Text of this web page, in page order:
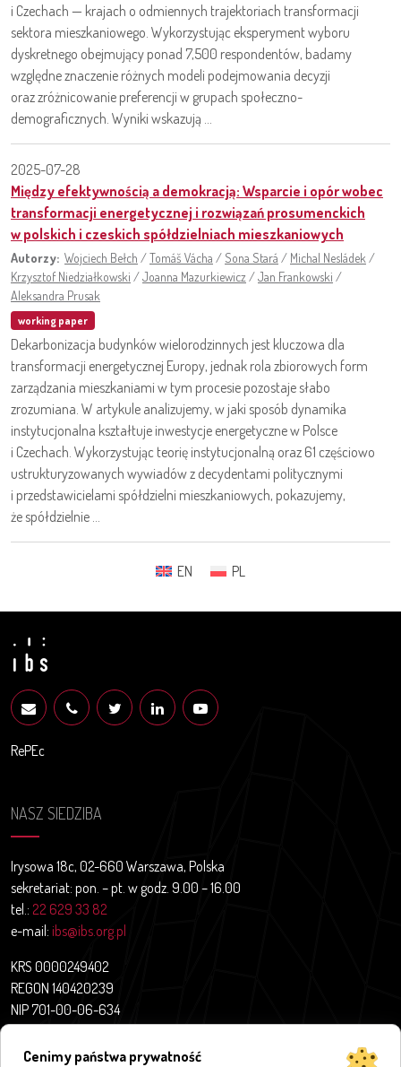
i Czechach — krajach o odmiennych trajektoriach transformacji
sektora mieszkaniowego. Wykorzystując eksperyment wyboru
dyskretnego obejmujący ponad 7,500 respondentów, badamy
względne znaczenie różnych modeli podejmowania decyzji
oraz zróżnicowanie preferencji w grupach społeczno-
demograficznych. Wyniki wskazują ...
2025-07-28
Między efektywnością a demokracją: Wsparcie i opór wobec
transformacji energetycznej i rozwiązań prosumenckich
w polskich i czeskich spółdzielniach mieszkaniowych
Autorzy: Wojciech Bełch /Tomáš Vácha / Sona Stará / Michal Nesládek /
Krzysztof Niedziałkowski /Joanna Mazurkiewicz /Jan Frankowski /
Aleksandra Prusak
working paper
Dekarbonizacja budynków wielorodzinnych jest kluczowa dla
transformacji energetycznej Europy, jednak rola zbiorowych form
zarządzania mieszkaniami w tym procesie pozostaje słabo
zrozumiana. W artykule analizujemy, w jaki sposób dynamika
instytucjonalna kształtuje inwestycje energetyczne w Polsce
i Czechach. Wykorzystując teorię instytucjonalną oraz 61 częściowo
ustrukturyzowanych wywiadów z decydentami politycznymi
i przedstawicielami spółdzielni mieszkaniowych, pokazujemy,
że spółdzielnie ...
Cenimy państwa prywatność
EN PL
RePEc
NASZ SIEDZIBA
Irysowa 18c, 02-660 Warszawa, Polska
sekretariat: pon. – pt. w godz. 9.00 – 16.00
tel.: 22 629 33 82
e-mail: ibs@ibs.org.pl
KRS 0000249402
REGON 140420239
NIP 701-00-06-634